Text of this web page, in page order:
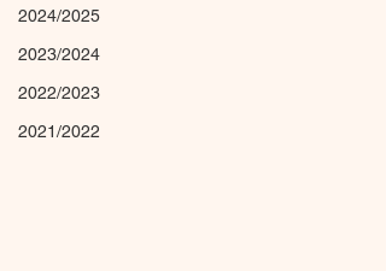
2024/2025
2023/2024
2022/2023
2021/2022